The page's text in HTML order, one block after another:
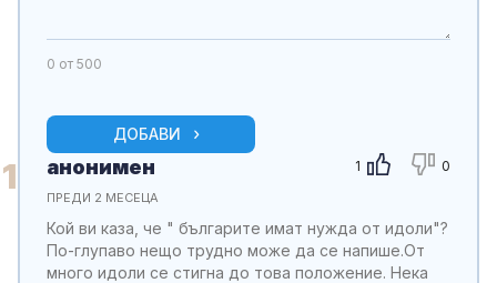
0 от 500
ДОБАВИ
1 1 0
анонимен
ПРЕДИ 2 МЕСЕЦА
Кой ви каза, че " българите имат нужда от идоли"?
По-глупаво нещо трудно може да се напише.От
много идоли се стигна до това положение. Нека